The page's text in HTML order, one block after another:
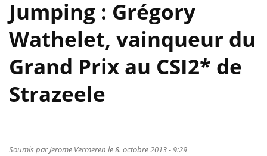
Jumping : Grégory
Wathelet, vainqueur du
Grand Prix au CSI2* de
Strazeele
Soumis parJerome Vermeren le 8. octobre 2013 - 9:29